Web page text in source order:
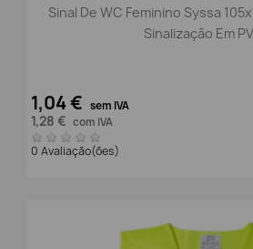
Sinal De WC Feminino Syssa
Sinalização Em
1,04 € sem IVA
1,28 € com IVA
0 Avaliação(ões)